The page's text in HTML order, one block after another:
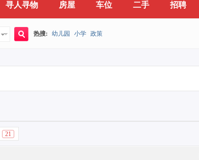
寻人寻物 房屋 车位 二手 招聘
索
热搜: 幼儿园 小学 政策
21